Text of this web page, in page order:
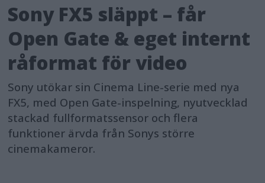
Sony FX5 släppt – får
Open Gate & eget internt
råformat för video
Sony utökar sin Cinema Line-serie med nya
FX5, med Open Gate-inspelning, nyutvecklad
stackad fullformatssensor och flera
funktioner ärvda från Sonys större
cinemakameror.